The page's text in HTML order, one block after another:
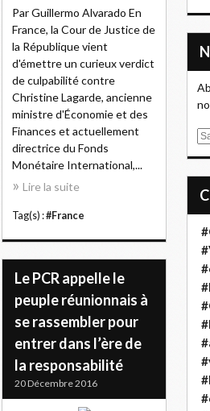
Par Guillermo Alvarado En
France, la Cour de Justice de
la République vient
d'émettre un curieux verdict
de culpabilité contre
Christine Lagarde, ancienne
ministre d'Économie et des
Finances et actuellement
directrice du Fonds
Monétaire International,...
Lire la suite
Tag(s) :#France
Le PCR appelle le
peuple réunionnais à
se rassembler pour
entrer dans l’ère de
la responsabilité
20 Décembre 2016
E